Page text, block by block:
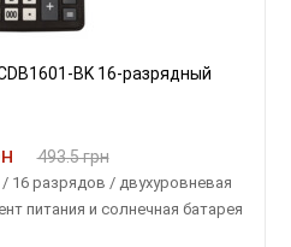
BK 16-разрядный
493.5 грн
16 разрядов / двухуровневая
питания и солнечная батарея